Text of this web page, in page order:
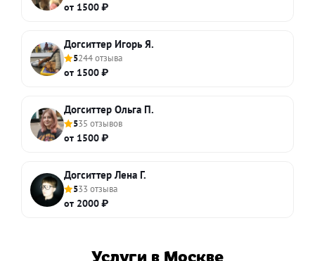
от 1500 ₽
Догситтер Игорь Я.
5244 отзыва
от 1500 ₽
Догситтер Ольга П.
535 отзывов
от 1500 ₽
Догситтер Лена Г.
533 отзыва
от 2000 ₽
Услуги в Москве